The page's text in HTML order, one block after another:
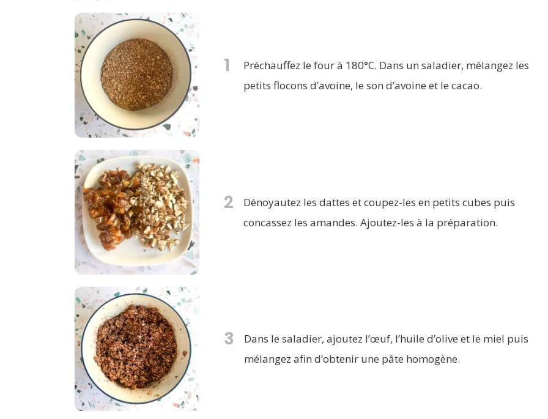
1
Préchauffez le four à 180°C. Dans un saladier, mélangez les
petits flocons d’avoine, le son d’avoine et le cacao.
2
Dénoyautez les dattes et coupez-les en petits cubes puis
concassez les amandes. Ajoutez-les à la préparation.
3
Dans le saladier, ajoutez l’œuf, l’huile d’olive et le miel puis
mélangez afin d’obtenir une pâte homogène.